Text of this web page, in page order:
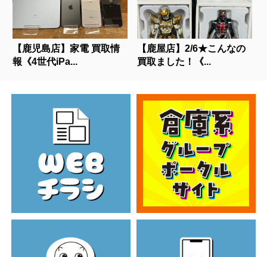
【鹿児島店】家電 買取情
報《4世代iPa...
【鹿屋店】2/6★こんなの
買取ました！《...